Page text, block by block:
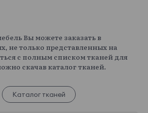
Вы можете заказать в
не только представленных на
с полным списком тканей для
скачав каталог тканей.
Каталог тканей